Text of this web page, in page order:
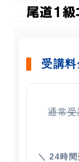
受講
通常
＼ 24時